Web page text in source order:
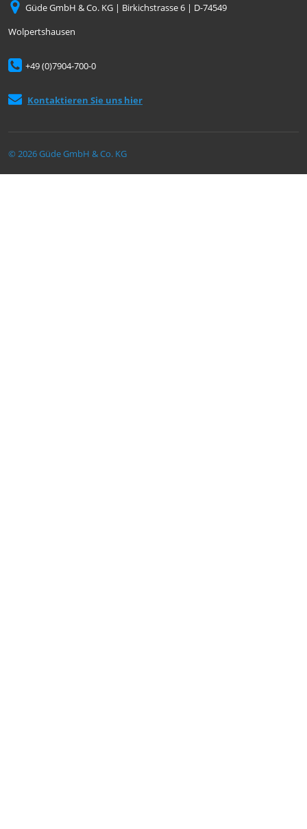
Güde GmbH & Co. KG | Birkichstrasse 6 | D-74549
Wolpertshausen
+49 (0)7904-700-0
Kontaktieren Sie uns hier
© 2026 Güde GmbH & Co. KG